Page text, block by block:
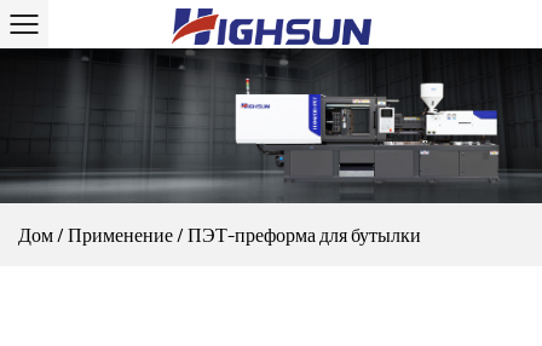
Дом / Применение / ПЭТ-преформа для бутылки